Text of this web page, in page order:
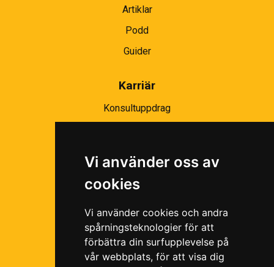
Vi använder oss av
cookies
Vi använder cookies och andra
spårningsteknologier för att
förbättra din surfupplevelse på
vår webbplats, för att visa dig
Artiklar
Podd
Guider
Karriär
Konsultuppdrag
Ramavtal